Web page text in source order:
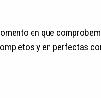
en que
y en perfectas